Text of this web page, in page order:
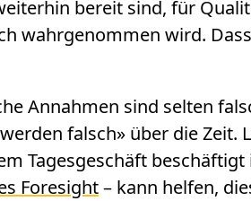
bereit sind, für
wahrgenommen wird.
Annahmen sind selten
falsch» über die Zeit.
Tagesgeschäft
Foresight– kann helfen,